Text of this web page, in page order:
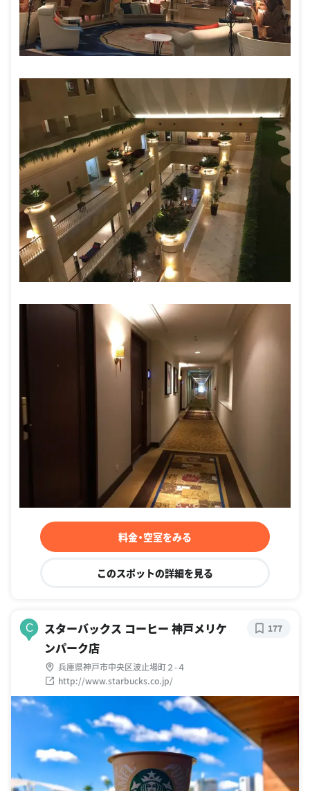
料金・空室をみる
このスポットの詳細を見る
C
スターバックス コーヒー 神戸メリケ
ンパーク店
兵庫県神戸市中央区波止場町２-４
http://www.starbucks.co.jp/
177